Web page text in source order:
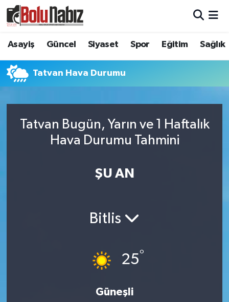
Asayiş Güncel Siyaset Spor Eğitim Sağlık
Tatvan Hava Durumu
Tatvan Bugün, Yarın ve 1 Haftalık
Hava Durumu Tahmini
ŞU AN
Bitlis
25°
Güneşli
Bolu Trafik Yoğunluk Haritası
Süper Lig Puan Durumu ve Fikstür